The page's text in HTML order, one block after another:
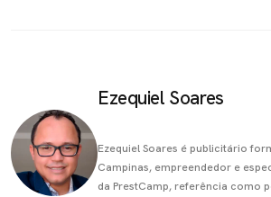
Ezequiel Soares
Ezequiel Soares é publicitário
Campinas, empreendedor e
da PrestCamp, referência como